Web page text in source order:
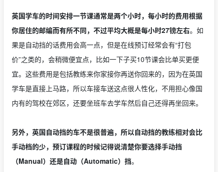
英国学车的时间安排一节课通常是两个小时，每小时的费用根据
你居住的邮编而有所不同，不过平均大概是每小时27镑左右。如
果是自动挡的话费用会高一点，但是在线预订经常会有“打包
价”之类的，会稍微便宜点，比如一下子买10节课会比单买更便
宜。这些费用是包括教练来你家接你再送你回来的，因为在英国
学车是直接上马路，所以车接车送这点很人性化，不用担心像国
内有的驾校在郊区，还要坐班车去学车然后自己还得再坐回来。
另外，英国自动挡的车不是很普遍，所以自动挡的教练相对会比
手动档的少，预订课程的时候记得说清楚你要选择手动挡
（Manual）还是自动（Automatic）挡。